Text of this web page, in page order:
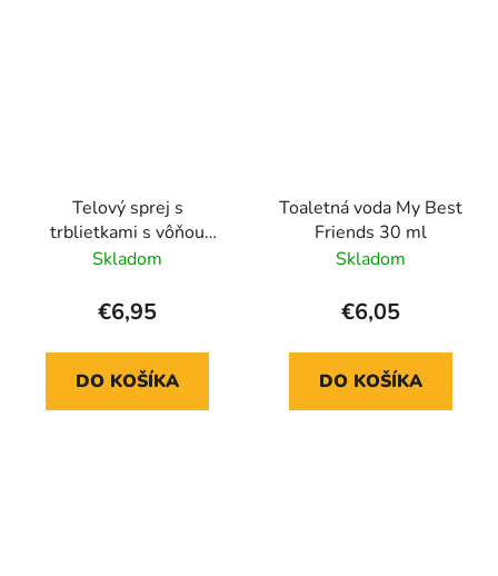
Telový sprej s
trblietkami s vôňou
hrozna
Skladom
€6,95
DO KOŠÍKA
Toaletná voda My Best
Friends 30 ml
Skladom
€6,05
DO KOŠÍKA